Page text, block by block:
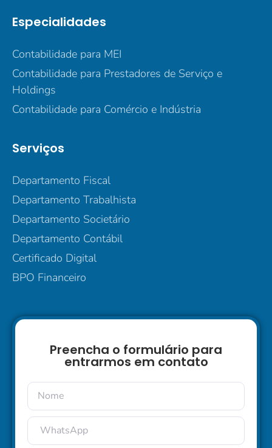
Especialidades
Contabilidade para MEI
Contabilidade para Prestadores de Serviço e
Holdings
Contabilidade para Comércio e Indústria
Serviços
Departamento Fiscal
Departamento Trabalhista
Departamento Societário
Departamento Contábil
Certificado Digital
BPO Financeiro
Preencha o formulário para
entrarmos em contato